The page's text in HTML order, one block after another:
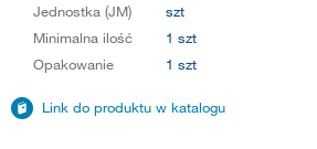
Jednostka (JM)
szt
Minimalna ilość
1 szt
Opakowanie
1 szt
Link do produktu w katalogu